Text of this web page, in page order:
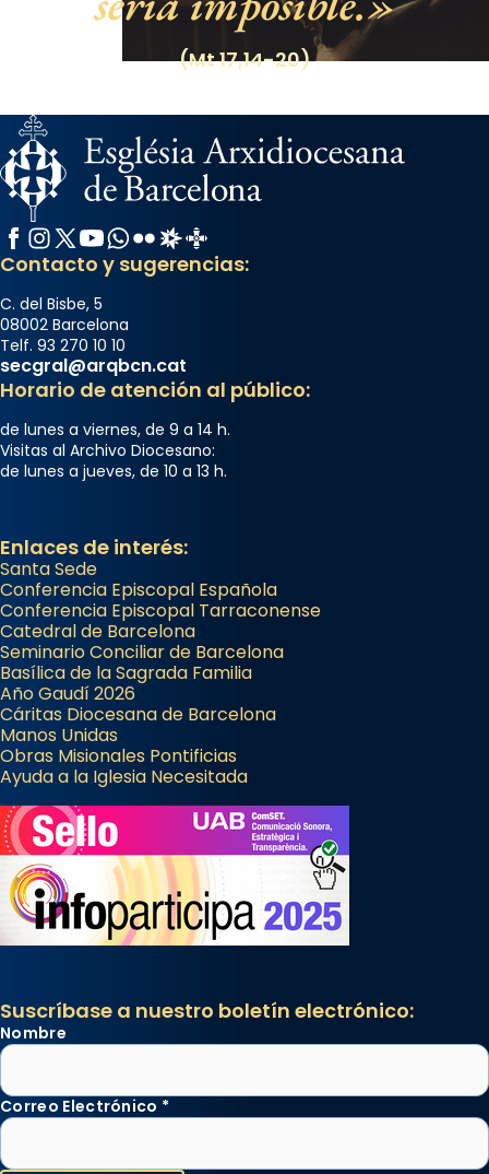
(Mt 17,14-20)
Facebook
Instagram
X / Twitter
YouTube
WhatsApp
FlickrRadio Estel
Catalunya Cristiana
Contacto y sugerencias:
C. del Bisbe, 5
08002 Barcelona
Telf. 93 270 10 10
secgral@arqbcn.cat
Horario de atención al público:
de lunes a viernes, de 9 a 14 h.
Visitas al Archivo Diocesano:
de lunes a jueves, de 10 a 13 h.
Enlaces de interés:
Santa Sede
Conferencia Episcopal Española
Conferencia Episcopal Tarraconense
Catedral de Barcelona
Seminario Conciliar de Barcelona
Basílica de la Sagrada Familia
Año Gaudí 2026
Cáritas Diocesana de Barcelona
Manos Unidas
Obras Misionales Pontificias
Ayuda a la Iglesia Necesitada
Suscríbase a nuestro boletín electrónico:
Nombre
Correo Electrónico *